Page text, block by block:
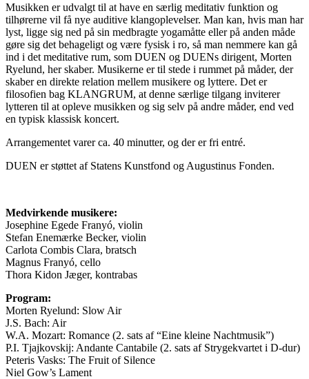
Musikken er udvalgt til at have en særlig meditativ funktion og
tilhørerne vil få nye auditive klangoplevelser. Man kan, hvis man har
lyst, ligge sig ned på sin medbragte yogamåtte eller på anden måde
gøre sig det behageligt og være fysisk i ro, så man nemmere kan gå
ind i det meditative rum, som DUEN og DUENs dirigent, Morten
Ryelund, her skaber. Musikerne er til stede i rummet på måder, der
skaber en direkte relation mellem musikere og lyttere. Det er
filosofien bag KLANGRUM, at denne særlige tilgang inviterer
lytteren til at opleve musikken og sig selv på andre måder, end ved
en typisk klassisk koncert.
Arrangementet varer ca. 40 minutter, og der er fri entré.
DUEN er støttet af Statens Kunstfond og Augustinus Fonden.
Medvirkende musikere:
Josephine Egede Franyó, violin
Stefan Enemærke Becker, violin
Carlota Combis Clara, bratsch
Magnus Franyó, cello
Thora Kidon Jæger, kontrabas
Program:
Morten Ryelund: Slow Air
J.S. Bach: Air
W.A. Mozart: Romance (2. sats af “Eine kleine Nachtmusik”)
P.I. Tjajkovskij: Andante Cantabile (2. sats af Strygekvartet i D-dur)
Peteris Vasks: The Fruit of Silence
Niel Gow’s Lament